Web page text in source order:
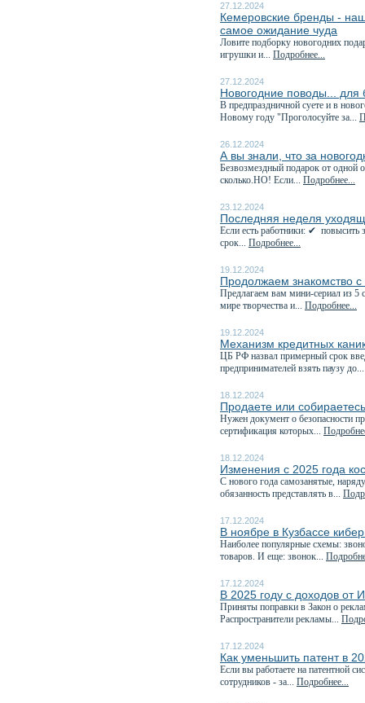
27.12.2024
Кемеровские бренды -
самое ожидание чуда
Ловите подборку новогодних
игрушки и... Подробнее...
27.12.2024
Новогодние поводы... для
В предпраздничной суете и в
Новому году "Проголосуйте за...
26.12.2024
А вы знали, что за
Безвозмездный подарок от одной
сколько.НО! Если... Подробнее...
23.12.2024
Последняя неделя
Если есть работники: ✔ повысить
срок... Подробнее...
19.12.2024
Продолжаем знакомство
Предлагаем вам мини-сериал из
мире творчества и... Подробнее...
19.12.2024
Механизм кредитных
️ЦБ РФ назвал примерный срок
предпринимателей взять паузу
18.12.2024
Продаете или
Нужен документ о безопасности
сертификация которых...
18.12.2024
Изменения с 2025 года
С нового года самозанятые,
обязанность представлять в...
17.12.2024
В ноябре в Кузбассе
Наиболее популярные схемы:
товаров. И еще: звонок...
17.12.2024
В 2025 году с доходов от
Приняты поправки в Закон о
Распространители рекламы...
17.12.2024
Как уменьшить патент в
Если вы работаете на патентной
сотрудников - за... Подробнее...